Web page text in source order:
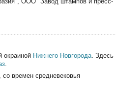
окраиной Нижнего Новгорода. Здесь
.
времен средневековья